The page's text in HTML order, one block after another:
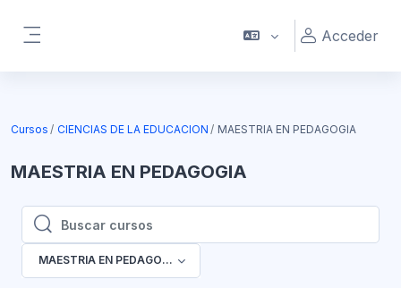
Acceder
Cursos CIENCIAS DE LA EDUCACION MAESTRIA EN PEDAGOGIA
MAESTRIA EN PEDAGOGIA
Buscar cursos
Buscar cursos
MAESTRIA EN PEDAGOGIA